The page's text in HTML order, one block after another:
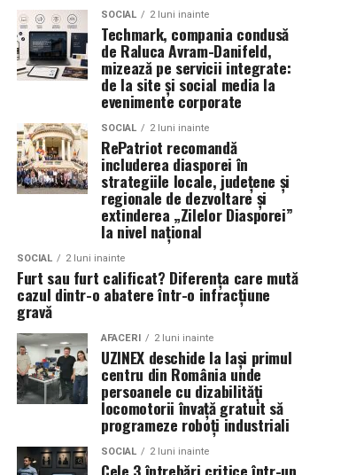
SOCIAL 2 luni inainte
Techmark, compania condusă
de Raluca Avram-Danifeld,
mizează pe servicii integrate:
de la site și social media la
evenimente corporate
SOCIAL 2 luni inainte
RePatriot recomandă
includerea diasporei în
strategiile locale, județene și
regionale de dezvoltare și
extinderea „Zilelor Diasporei”
la nivel național
SOCIAL 2 luni inainte
Furt sau furt calificat? Diferența care mută
cazul dintr-o abatere într-o infracțiune
gravă
AFACERI 2 luni inainte
UZINEX deschide la Iași primul
centru din România unde
persoanele cu dizabilități
locomotorii învață gratuit să
programeze roboți industriali
SOCIAL 2 luni inainte
Cele 3 întrebări critice într-un